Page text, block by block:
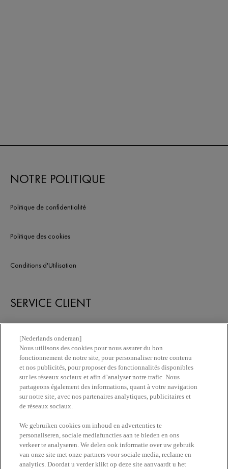
NOTRE POLITIQUE
Politique de confidentialité
Politique des cookies
Conditions d'Utilisation
SERVICE CLIENT
Newsletter
Trouvez une pharmacie​
RESTEZ EN CONTACT
[Nederlands onderaan]
Nous utilisons des cookies pour nous assurer du bon
fonctionnement de notre site, pour personnaliser notre contenu
et nos publicités, pour proposer des fonctionnalités disponibles
sur les réseaux sociaux et afin d’analyser notre trafic. Nous
partageons également des informations, quant à votre navigation
sur notre site, avec nos partenaires analytiques, publicitaires et
de réseaux sociaux.
We gebruiken cookies om inhoud en advertenties te
personaliseren, sociale mediafuncties aan te bieden en ons
verkeer te analyseren. We delen ook informatie over uw gebruik
van onze site met onze partners voor sociale media, reclame en
analytics. Doordat u verder klikt op deze site aanvaardt u het